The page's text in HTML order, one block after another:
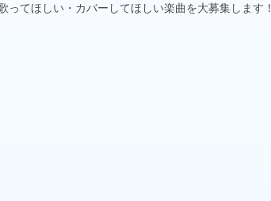
てほしい・カバーしてほしい楽曲を大募集します！